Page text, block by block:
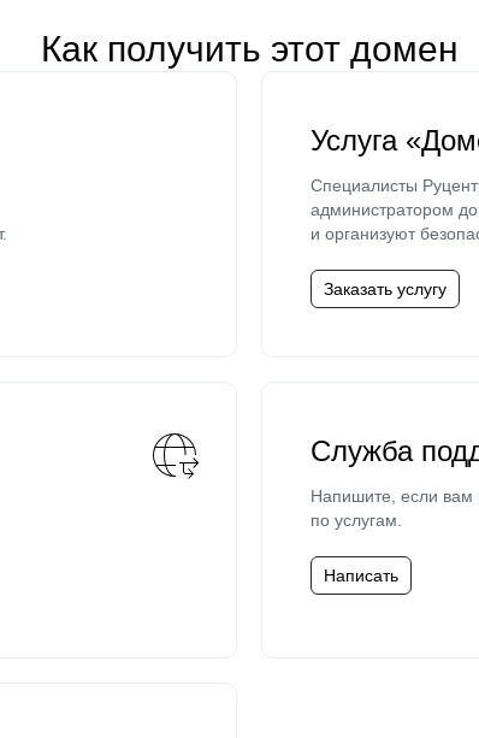
Как получить этот домен
Услуга
Специалисты
администратором
и организуют
Заказать услугу
Служба
Напишите, если вам
по услугам.
Написать